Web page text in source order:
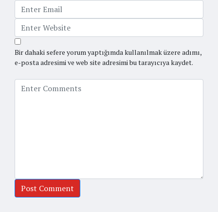
Bir dahaki sefere yorum yaptığımda kullanılmak üzere adımı,
e-posta adresimi ve web site adresimi bu tarayıcıya kaydet.